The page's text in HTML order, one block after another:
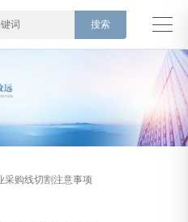
采购线切割注意事项